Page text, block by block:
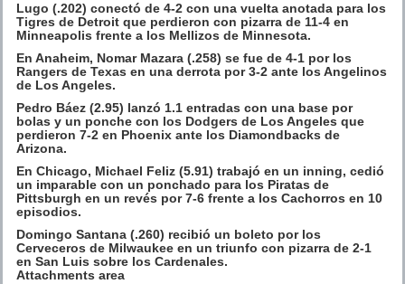
Lugo (.202) conectó de 4-2 con una vuelta anotada para los
Tigres de Detroit que perdieron con pizarra de 11-4 en
Minneapolis frente a los Mellizos de Minnesota.
En Anaheim, Nomar Mazara (.258) se fue de 4-1 por los
Rangers de Texas en una derrota por 3-2 ante los Angelinos
de Los Angeles.
Pedro Báez (2.95) lanzó 1.1 entradas con una base por
bolas y un ponche con los Dodgers de Los Angeles que
perdieron 7-2 en Phoenix ante los Diamondbacks de
Arizona.
En Chicago, Michael Feliz (5.91) trabajó en un inning, cedió
un imparable con un ponchado para los Piratas de
Pittsburgh en un revés por 7-6 frente a los Cachorros en 10
episodios.
Domingo Santana (.260) recibió un boleto por los
Cerveceros de Milwaukee en un triunfo con pizarra de 2-1
en San Luis sobre los Cardenales.
Attachments area